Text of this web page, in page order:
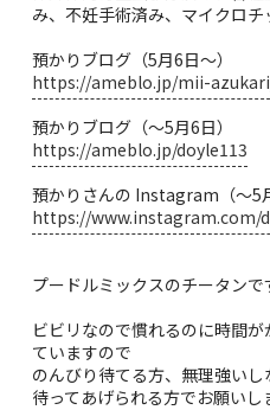
み、不妊手術済み、マイクロチ
預かりブログ（5月6日〜）
https://ameblo.jp/mii-
預かりブログ（〜5月6日）
https://ameblo.jp/doyle113
預かりさんの Instagram（〜5
https://www.instagram.com/
プードルミックスのチータンで
ビビリなので慣れるのに時間
ていますので
のんびり待てる方、無理強い
待ってあげられる方でお願いし